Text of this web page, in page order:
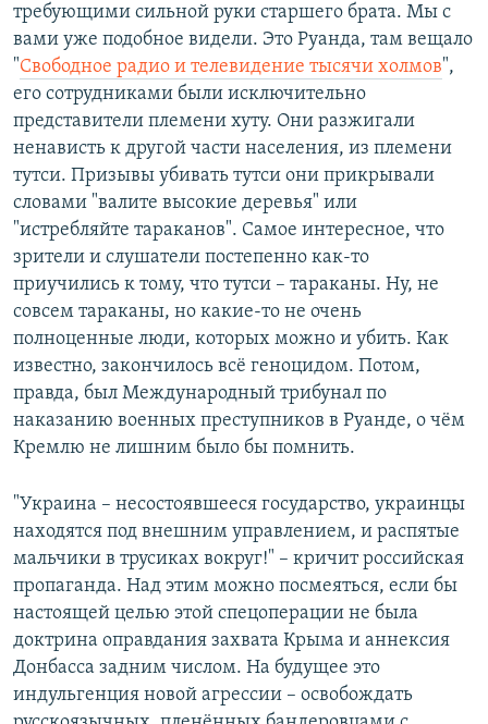
требующими сильной руки старшего брата. Мы с
вами уже подобное видели. Это Руанда, там вещало
"Свободное радио и телевидение тысячи холмов",
его сотрудниками были исключительно
представители племени хуту. Они разжигали
ненависть к другой части населения, из племени
тутси. Призывы убивать тутси они прикрывали
словами "валите высокие деревья" или
"истребляйте тараканов". Самое интересное, что
зрители и слушатели постепенно как-то
приучились к тому, что тутси – тараканы. Ну, не
совсем тараканы, но какие-то не очень
полноценные люди, которых можно и убить. Как
известно, закончилось всё геноцидом. Потом,
правда, был Международный трибунал по
наказанию военных преступников в Руанде, о чём
Кремлю не лишним было бы помнить.
"Украина – несостоявшееся государство, украинцы
находятся под внешним управлением, и распятые
мальчики в трусиках вокруг!" – кричит российская
пропаганда. Над этим можно посмеяться, если бы
настоящей целью этой спецоперации не была
доктрина оправдания захвата Крыма и аннексия
Донбасса задним числом. На будущее это
индульгенция новой агрессии – освобождать